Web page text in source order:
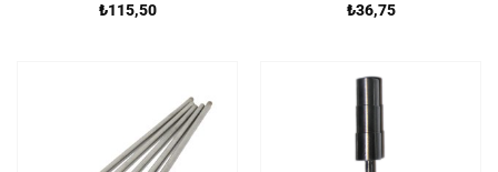
₺115,50
₺36,75